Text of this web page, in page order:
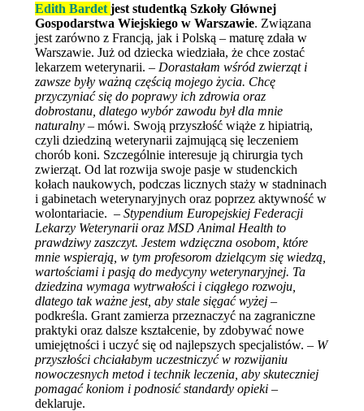
Edith Bardet jest studentką Szkoły Głównej
Gospodarstwa Wiejskiego w Warszawie. Związana
jest zarówno z Francją, jak i Polską – maturę zdała w
Warszawie. Już od dziecka wiedziała, że chce zostać
lekarzem weterynarii. – Dorastałam wśród zwierząt i
zawsze były ważną częścią mojego życia. Chcę
przyczyniać się do poprawy ich zdrowia oraz
dobrostanu, dlatego wybór zawodu był dla mnie
naturalny– mówi. Swoją przyszłość wiąże z hipiatrią,
czyli dziedziną weterynarii zajmującą się leczeniem
chorób koni. Szczególnie interesuje ją chirurgia tych
zwierząt. Od lat rozwija swoje pasje w studenckich
kołach naukowych, podczas licznych staży w stadninach
i gabinetach weterynaryjnych oraz poprzez aktywność w
wolontariacie. – Stypendium Europejskiej Federacji
Lekarzy Weterynarii oraz MSD Animal Health to
prawdziwy zaszczyt. Jestem wdzięczna osobom, które
mnie wspierają, w tym profesorom dzielącym się wiedzą,
wartościami i pasją do medycyny weterynaryjnej. Ta
dziedzina wymaga wytrwałości i ciągłego rozwoju,
dlatego tak ważne jest, aby stale sięgać wyżej–
podkreśla. Grant zamierza przeznaczyć na zagraniczne
praktyki oraz dalsze kształcenie, by zdobywać nowe
umiejętności i uczyć się od najlepszych specjalistów. – W
przyszłości chciałabym uczestniczyć w rozwijaniu
nowoczesnych metod i technik leczenia, aby skuteczniej
pomagać koniom i podnosić standardy opieki–
deklaruje.